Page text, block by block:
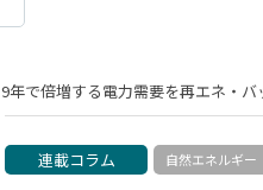
9年で倍増する電力需要を再エネ・
連載コラム 自然エネルギー